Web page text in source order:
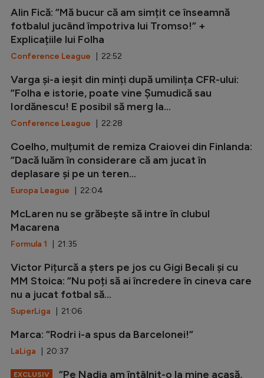
Alin Fică: ”Mă bucur că am simțit ce înseamnă
fotbalul jucând împotriva lui Tromso!” +
Explicațiile lui Folha
Conference League | 22:52
Varga și-a ieșit din minți după umilința CFR-ului:
”Folha e istorie, poate vine Șumudică sau
Iordănescu! E posibil să merg la...
Conference League | 22:28
Coelho, mulțumit de remiza Craiovei din Finlanda:
”Dacă luăm în considerare că am jucat în
deplasare și pe un teren...
Europa League | 22:04
McLaren nu se grăbește să intre în clubul
Macarena
Formula 1 | 21:35
Victor Pițurcă a șters pe jos cu Gigi Becali și cu
MM Stoica: ”Nu poți să ai încredere în cineva care
nu a jucat fotbal să...
SuperLiga | 21:06
Marca: ”Rodri i-a spus da Barcelonei!”
LaLiga | 20:37
EXCLUSIV ”Pe Nadia am întâlnit-o la mine acasă,